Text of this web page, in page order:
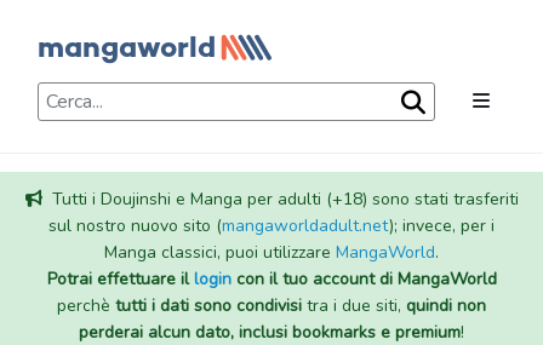
Tutti i Doujinshi e Manga per adulti (+18) sono stati trasferiti
sul nostro nuovo sito (mangaworldadult.net); invece, per i
Manga classici, puoi utilizzare MangaWorld.
Potrai effettuare illogincon il tuo account di MangaWorld
perchè tutti i dati sono condivisi tra i due siti, quindi non
perderai alcun dato, inclusi bookmarks e premium!